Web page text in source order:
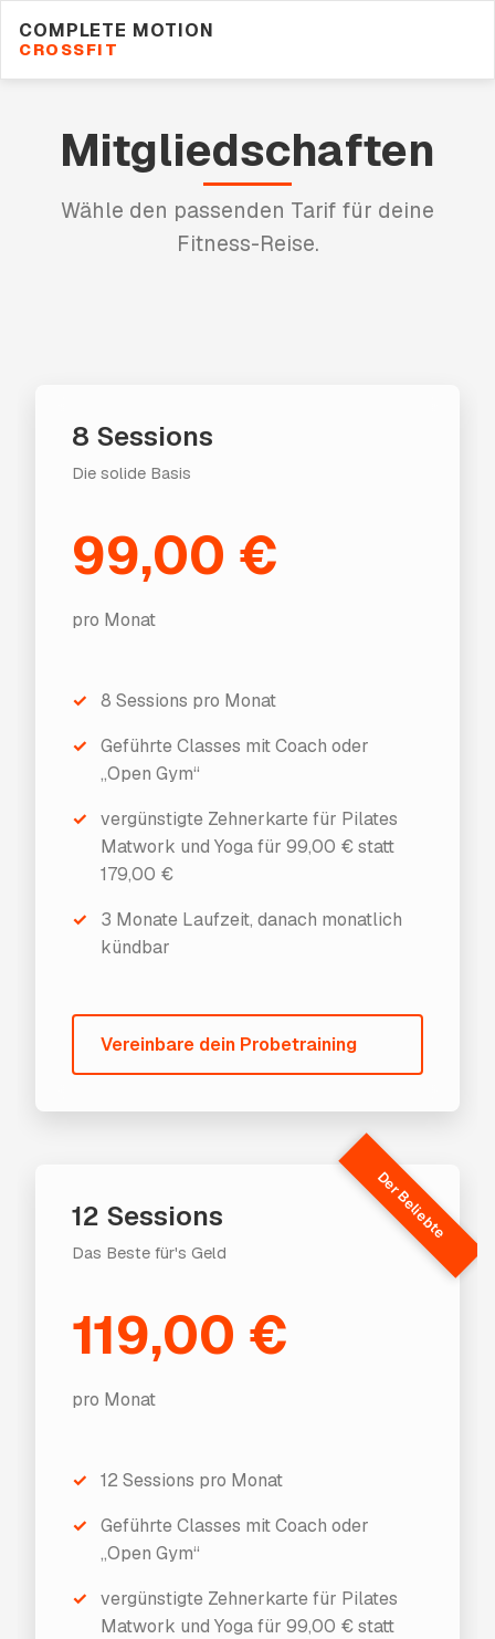
COMPLETE MOTION
CROSSFIT
Mitgliedschaften
Wähle den passenden Tarif für deine
Fitness-Reise.
8 Sessions
Die solide Basis
99,00 €
pro Monat
✓
8 Sessions pro Monat
✓
Geführte Classes mit Coach oder
„Open Gym“
✓
vergünstigte Zehnerkarte für Pilates
Matwork und Yoga für 99,00 € statt
179,00 €
✓
3 Monate Laufzeit, danach monatlich
kündbar
Vereinbare dein Probetraining
Der Beliebte
12 Sessions
Das Beste für's Geld
119,00 €
pro Monat
✓
12 Sessions pro Monat
✓
Geführte Classes mit Coach oder
„Open Gym“
✓
vergünstigte Zehnerkarte für Pilates
Matwork und Yoga für 99,00 € statt